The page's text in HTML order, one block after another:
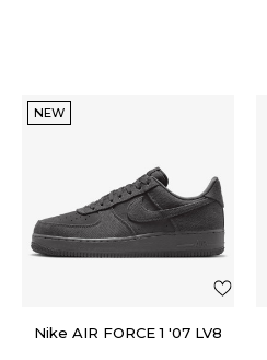
NEW
Nike AIR FORCE 1 '07 LV8